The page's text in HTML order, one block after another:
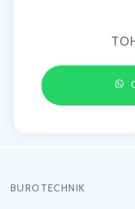
BUROTECHNIK